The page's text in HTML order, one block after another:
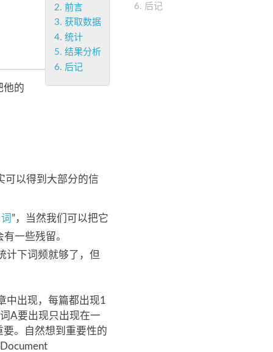
2. 前言
3. 获取数据
4. 统计
5. 结果分析
6. 后记
他的
可以得到大部分的信
”，当然我们可以把它
一些残留。
计下词频就够了，但
中出现，每篇都出现1
A要出现只出现在一
。自然想到重要性的
6. 后记